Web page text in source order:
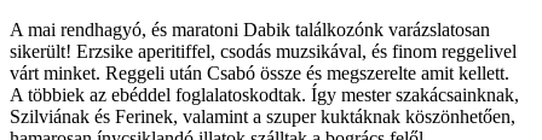
A mai rendhagyó, és maratoni Dabik találkozónk varázslatosan
sikerült! Erzsike aperitiffel, csodás muzsikával, és finom reggelivel
várt minket. Reggeli után Csabó össze és megszerelte amit kellett.
A többiek az ebéddel foglalatoskodtak. Így mester szakácsainknak,
Szilviának és Ferinek, valamint a szuper kuktáknak köszönhetően,